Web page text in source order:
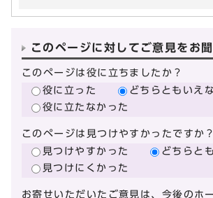
このページに対してご意見をお
このページは役に立ちましたか？
役に立った
どちらともいえ
役に立たなかった
このページは見つけやすかったですか？
見つけやすかった
どちらと
見つけにくかった
お寄せいただいたご意見は、今後のホ